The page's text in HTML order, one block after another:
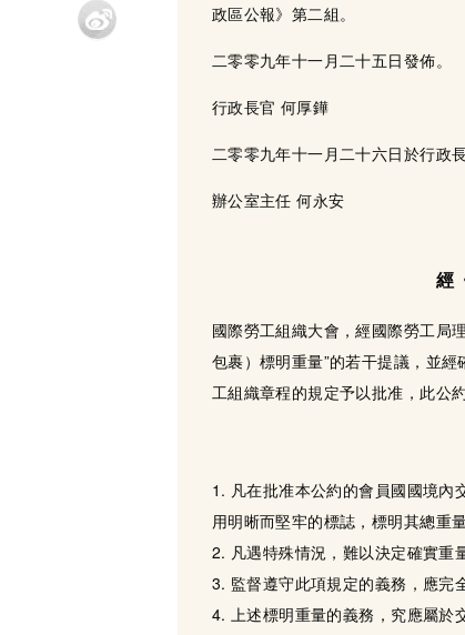
政區公報》第二組。
二零零九年十一月二十五日發佈。
行政長官 何厚鏵
二零零九年十一月二十六日於行政
辦公室主任 何永安
經
國際勞工組織大會，經國際勞工局
包裹）標明重量”的若干提議，並
工組織章程的規定予以批准，此公
1. 凡在批准本公約的會員國國境內
用明晰而堅牢的標誌，標明其總重
2. 凡遇特殊情況，難以決定確實重
3. 監督遵守此項規定的義務，應完
4. 上述標明重量的義務，究應屬於